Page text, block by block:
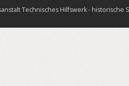
Technisches Hilfswerk - historische